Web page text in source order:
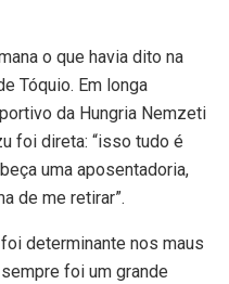
o que havia dito na
Tóquio. Em longa
da Hungria Nemzeti
foi direta: “isso tudo é
uma aposentadoria,
de me retirar”.
determinante nos maus
foi um grande